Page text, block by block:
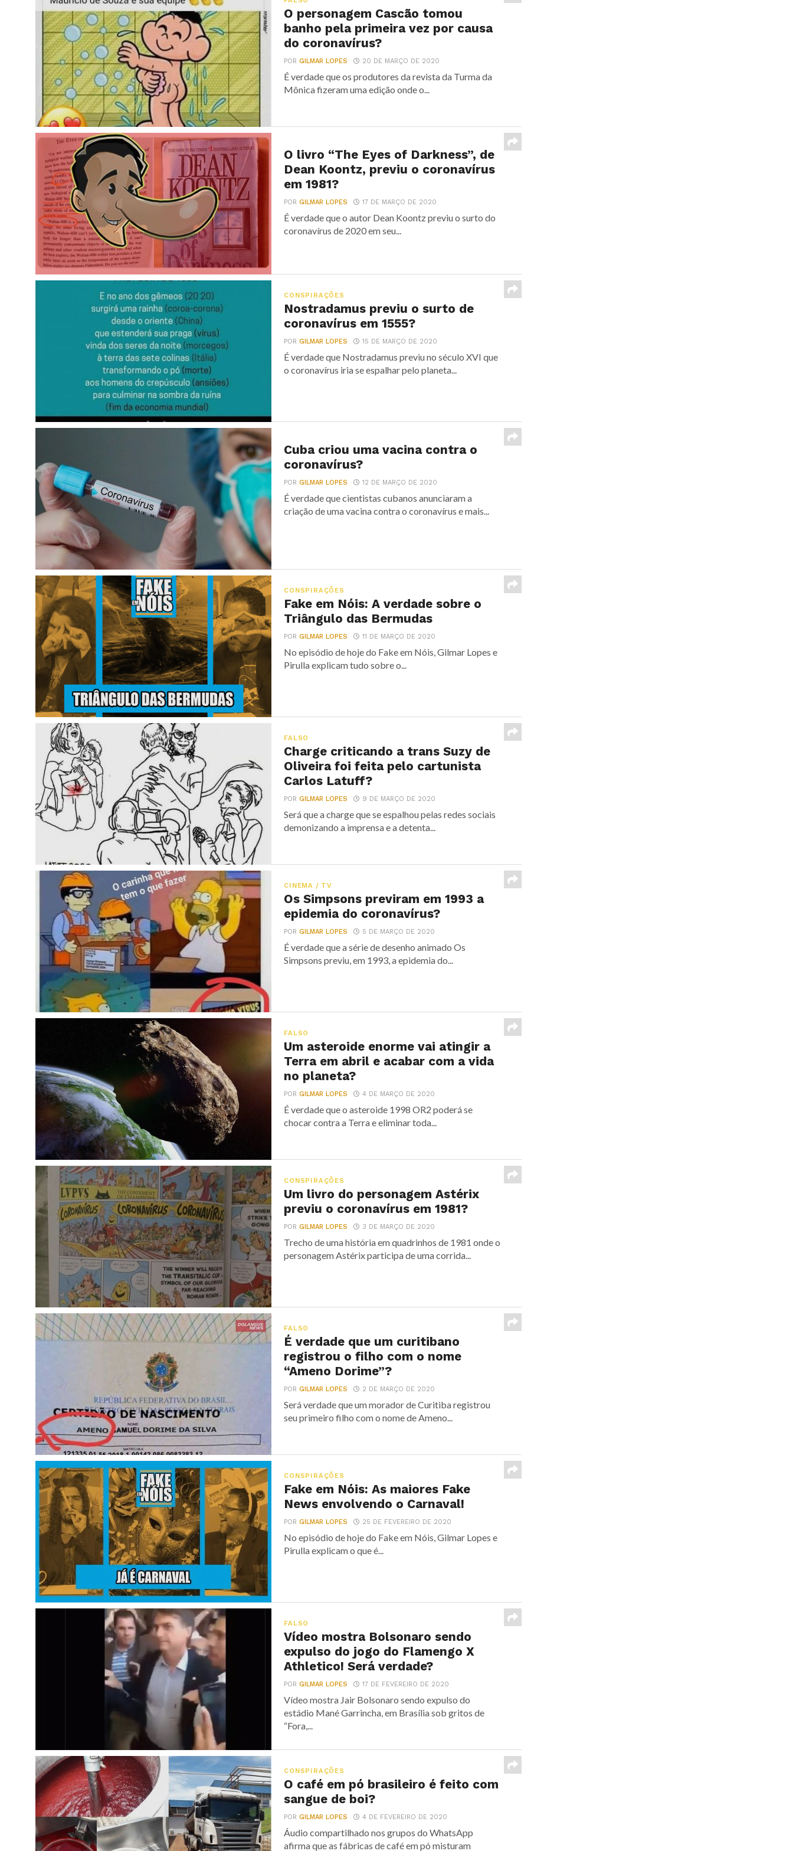
O personagem Cascão tomou
banho pela primeira vez por causa
do coronavírus?
PORGILMAR LOPES 20 DE MARÇO DE 2020
É verdade que os produtores da revista da Turma da
Mônica fizeram uma edição onde o...
O livro “The Eyes of Darkness”, de
Dean Koontz, previu o coronavírus
em 1981?
PORGILMAR LOPES 17 DE MARÇO DE 2020
É verdade que o autor Dean Koontz previu o surto do
coronavírus de 2020 em seu...
CONSPIRAÇÕES
Nostradamus previu o surto de
coronavírus em 1555?
PORGILMAR LOPES 15 DE MARÇO DE 2020
É verdade que Nostradamus previu no século XVI que
o coronavírus iria se espalhar pelo planeta...
Cuba criou uma vacina contra o
coronavírus?
PORGILMAR LOPES 12 DE MARÇO DE 2020
É verdade que cientistas cubanos anunciaram a
criação de uma vacina contra o coronavírus e mais...
CONSPIRAÇÕES
Fake em Nóis: A verdade sobre o
Triângulo das Bermudas
PORGILMAR LOPES 11 DE MARÇO DE 2020
No episódio de hoje do Fake em Nóis, Gilmar Lopes e
Pirulla explicam tudo sobre o...
FALSO
Charge criticando a trans Suzy de
Oliveira foi feita pelo cartunista
Carlos Latuff?
PORGILMAR LOPES 9 DE MARÇO DE 2020
Será que a charge que se espalhou pelas redes sociais
demonizando a imprensa e a detenta...
CINEMA / TV
Os Simpsons previram em 1993 a
epidemia do coronavírus?
PORGILMAR LOPES 5 DE MARÇO DE 2020
É verdade que a série de desenho animado Os
Simpsons previu, em 1993, a epidemia do...
FALSO
Um asteroide enorme vai atingir a
Terra em abril e acabar com a vida
no planeta?
PORGILMAR LOPES 4 DE MARÇO DE 2020
É verdade que o asteroide 1998 OR2 poderá se
chocar contra a Terra e eliminar toda...
CONSPIRAÇÕES
Um livro do personagem Astérix
previu o coronavírus em 1981?
PORGILMAR LOPES 3 DE MARÇO DE 2020
Trecho de uma história em quadrinhos de 1981 onde o
personagem Astérix participa de uma corrida...
FALSO
É verdade que um curitibano
registrou o filho com o nome
“Ameno Dorime”?
PORGILMAR LOPES 2 DE MARÇO DE 2020
Será verdade que um morador de Curitiba registrou
seu primeiro filho com o nome de Ameno...
CONSPIRAÇÕES
Fake em Nóis: As maiores Fake
News envolvendo o Carnaval!
PORGILMAR LOPES 25 DE FEVEREIRO DE 2020
No episódio de hoje do Fake em Nóis, Gilmar Lopes e
Pirulla explicam o que é...
FALSO
Vídeo mostra Bolsonaro sendo
expulso do jogo do Flamengo X
Athletico! Será verdade?
PORGILMAR LOPES 17 DE FEVEREIRO DE 2020
Vídeo mostra Jair Bolsonaro sendo expulso do
estádio Mané Garrincha, em Brasília sob gritos de
“Fora,...
CONSPIRAÇÕES
O café em pó brasileiro é feito com
sangue de boi?
PORGILMAR LOPES 4 DE FEVEREIRO DE 2020
Áudio compartilhado nos grupos do WhatsApp
afirma que as fábricas de café em pó misturam